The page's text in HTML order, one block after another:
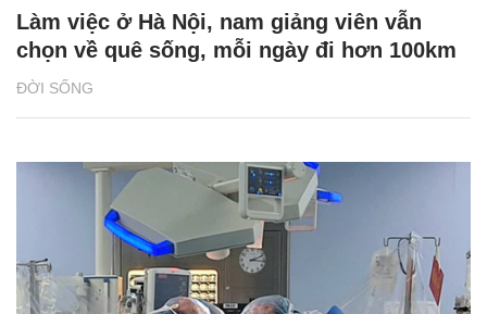
ĐỜI SỐNG
Làm việc ở Hà Nội, nam giảng viên vẫn
chọn về quê sống, mỗi ngày đi hơn 100km